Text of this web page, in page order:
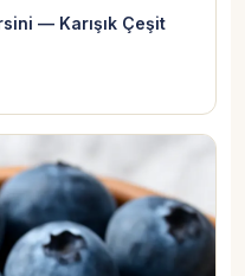
— Karışık Çeşit